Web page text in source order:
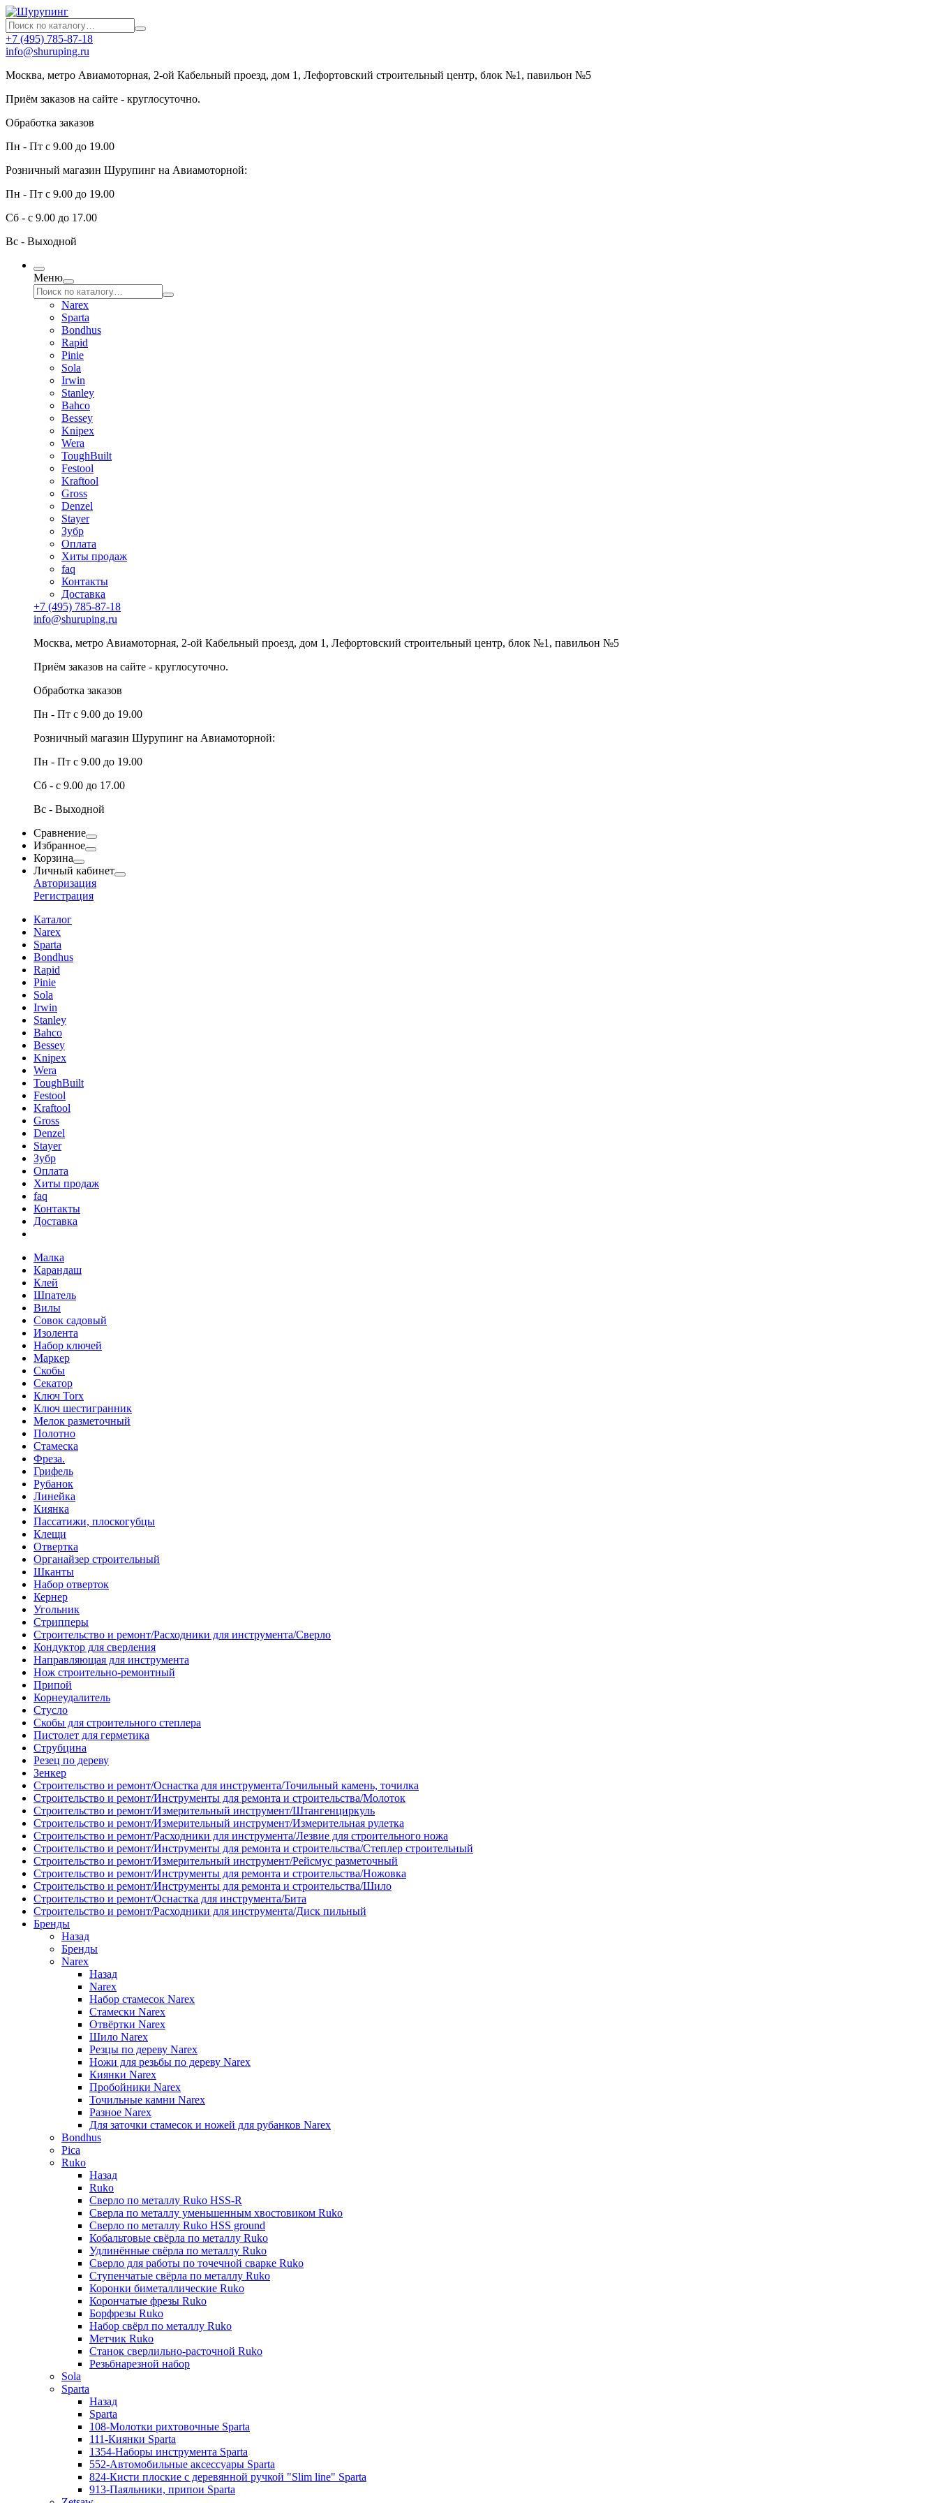
+7 (495) 785-87-18
info@shuruping.ru
Москва, метро Авиамоторная, 2-ой Кабельный проезд, дом 1, Лефортовский строительный центр, блок №1, павильон №5
Приём заказов на сайте - круглосуточно.
Обработка заказов
Пн - Пт с 9.00 до 19.00
Розничный магазин Шурупинг на Авиамоторной:
Пн - Пт с 9.00 до 19.00
Сб - с 9.00 до 17.00
Вс - Выходной
Меню
Narex
Sparta
Bondhus
Rapid
Pinie
Sola
Irwin
Stanley
Bahco
Bessey
Knipex
Wera
ToughBuilt
Festool
Kraftool
Gross
Denzel
Stayer
Зубр
Оплата
Хиты продаж
faq
Контакты
Доставка
+7 (495) 785-87-18
info@shuruping.ru
Москва, метро Авиамоторная, 2-ой Кабельный проезд, дом 1, Лефортовский строительный центр, блок №1, павильон №5
Приём заказов на сайте - круглосуточно.
Обработка заказов
Пн - Пт с 9.00 до 19.00
Розничный магазин Шурупинг на Авиамоторной:
Пн - Пт с 9.00 до 19.00
Сб - с 9.00 до 17.00
Вс - Выходной
Сравнение
Избранное
Корзина
Личный кабинет
Авторизация
Регистрация
Каталог
Narex
Sparta
Bondhus
Rapid
Pinie
Sola
Irwin
Stanley
Bahco
Bessey
Knipex
Wera
ToughBuilt
Festool
Kraftool
Gross
Denzel
Stayer
Зубр
Оплата
Хиты продаж
faq
Контакты
Доставка
Малка
Карандаш
Клей
Шпатель
Вилы
Совок садовый
Изолента
Набор ключей
Маркер
Скобы
Секатор
Ключ Torx
Ключ шестигранник
Мелок разметочный
Полотно
Стамеска
Фреза.
Грифель
Рубанок
Линейка
Киянка
Пассатижи, плоскогубцы
Клещи
Отвертка
Органайзер строительный
Шканты
Набор отверток
Кернер
Угольник
Стрипперы
Строительство и ремонт/Расходники для инструмента/Сверло
Кондуктор для сверления
Направляющая для инструмента
Нож строительно-ремонтный
Припой
Корнеудалитель
Стусло
Скобы для строительного степлера
Пистолет для герметика
Струбцина
Резец по дереву
Зенкер
Строительство и ремонт/Оснастка для инструмента/Точильный камень, точилка
Строительство и ремонт/Инструменты для ремонта и строительства/Молоток
Строительство и ремонт/Измерительный инструмент/Штангенциркуль
Строительство и ремонт/Измерительный инструмент/Измерительная рулетка
Строительство и ремонт/Расходники для инструмента/Лезвие для строительного ножа
Строительство и ремонт/Инструменты для ремонта и строительства/Степлер строительный
Строительство и ремонт/Измерительный инструмент/Рейсмус разметочный
Строительство и ремонт/Инструменты для ремонта и строительства/Ножовка
Строительство и ремонт/Инструменты для ремонта и строительства/Шило
Строительство и ремонт/Оснастка для инструмента/Бита
Строительство и ремонт/Расходники для инструмента/Диск пильный
Бренды
Назад
Бренды
Narex
Назад
Narex
Набор стамесок Narex
Стамески Narex
Отвёртки Narex
Шило Narex
Резцы по дереву Narex
Ножи для резьбы по дереву Narex
Киянки Narex
Пробойники Narex
Точильные камни Narex
Разное Narex
Для заточки стамесок и ножей для рубанков Narex
Bondhus
Pica
Ruko
Назад
Ruko
Сверло по металлу Ruko HSS-R
Сверла по металлу уменьшенным хвостовиком Ruko
Сверло по металлу Ruko HSS ground
Кобальтовые свёрла по металлу Ruko
Удлинённые свёрла по металлу Ruko
Сверло для работы по точечной сварке Ruko
Ступенчатые свёрла по металлу Ruko
Коронки биметаллические Ruko
Корончатые фрезы Ruko
Борфрезы Ruko
Набор свёрл по металлу Ruko
Метчик Ruko
Станок сверлильно-расточной Ruko
Резьбнарезной набор
Sola
Sparta
Назад
Sparta
108-Молотки рихтовочные Sparta
111-Киянки Sparta
1354-Наборы инструмента Sparta
552-Автомобильные аксессуары Sparta
824-Кисти плоские с деревянной ручкой "Slim line" Sparta
913-Паяльники, припои Sparta